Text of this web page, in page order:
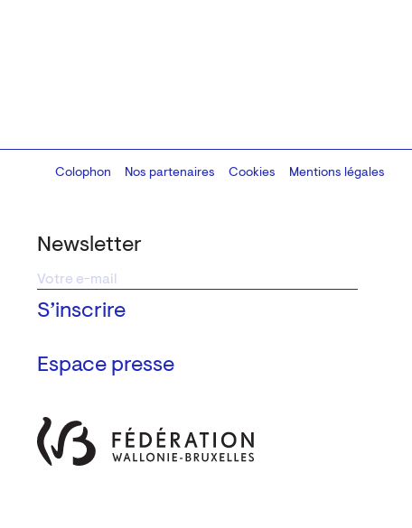
Newsletter
Espace presse
Colophon
Design:Marcel Kaczmarek, code:8080.studio
Nos partenaires Cookies Mentions légales